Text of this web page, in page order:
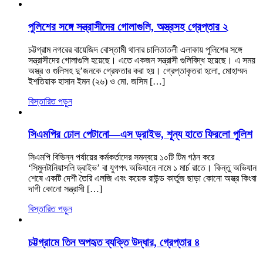
পুলিশের সঙ্গে সন্ত্রাসীদের গোলাগুলি, অস্ত্রসহ গ্রেপ্তার ২
চট্টগ্রাম নগরের বায়েজিদ বোস্তামী থানার চালিতাতলী এলাকায় পুলিশের সঙ্গে
সন্ত্রাসীদের গোলাগুলি হয়েছে। এতে একজন সন্ত্রাসী গুলিবিদ্ধ হয়েছে। এ সময়
অস্ত্র ও গুলিসহ দু’জনকে গ্রেফতার করা হয়। গ্রেপ্তাকৃতরা হলো, মোহাম্মদ
ইশতিয়াক হাসান ইমন (২৬) ও মো. জসিম […]
বিস্তারিত পড়ুন
সিএমপির ঢোল পেটানো—এস ড্রাইভ, শূন্য হাতে ফিরলো পুলিশ
সিএমপি বিভিন্ন পর্যায়ের কর্মকর্তাদের সমন্বয়ে ১০টি টিম গঠন করে
‘সিমুলটানিয়াসলি ড্রাইভ’ বা যুগপৎ অভিযানে নামে ১ মার্চ রাতে। কিন্তু অভিযান
শেষে একটি দেশী তৈরি এলজি এবং কয়েক রাউন্ড কার্তুজ ছাড়া কোনো অস্ত্র কিংবা
দাগী কোনো সন্ত্রাসী […]
বিস্তারিত পড়ুন
চট্টগ্রামে তিন অপহৃত ব্যক্তি উদ্ধার, গ্রেপ্তার ৪